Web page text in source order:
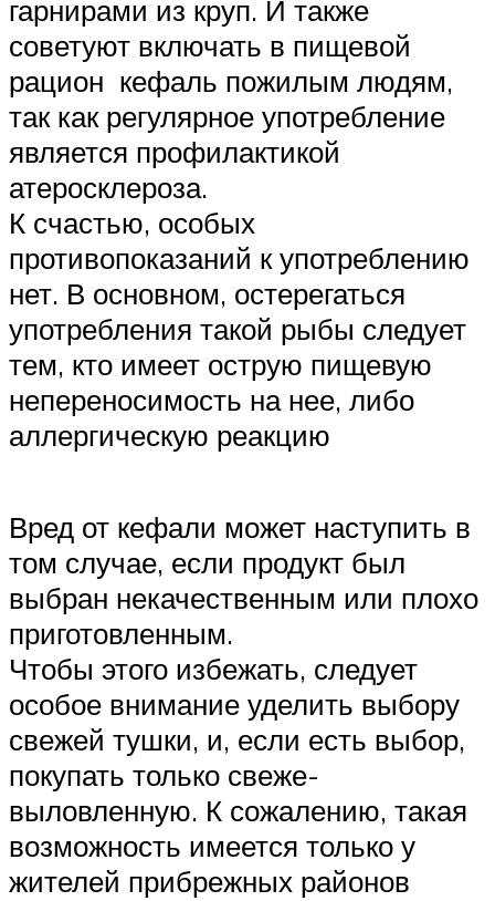
гарнирами из круп. И также
советуют включать в пищевой
рацион кефаль пожилым людям,
так как регулярное употребление
является профилактикой
атеросклероза.
К счастью, особых
противопоказаний к употреблению
нет. В основном, остерегаться
употребления такой рыбы следует
тем, кто имеет острую пищевую
непереносимость на нее, либо
аллергическую реакцию
Вред от кефали может наступить в
том случае, если продукт был
выбран некачественным или плохо
приготовленным.
Чтобы этого избежать, следует
особое внимание уделить выбору
свежей тушки, и, если есть выбор,
покупать только свеже-
выловленную. К сожалению, такая
возможность имеется только у
жителей прибрежных районов